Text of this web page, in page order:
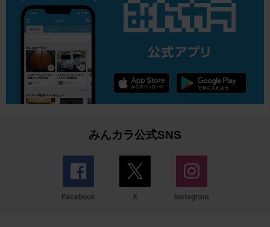
みんカラ公式SNS
Facebook X Instagram